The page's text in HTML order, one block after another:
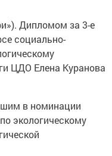
Дипломом за 3-е
социально-
ЦДО Елена Куранова
в номинации
экологическому